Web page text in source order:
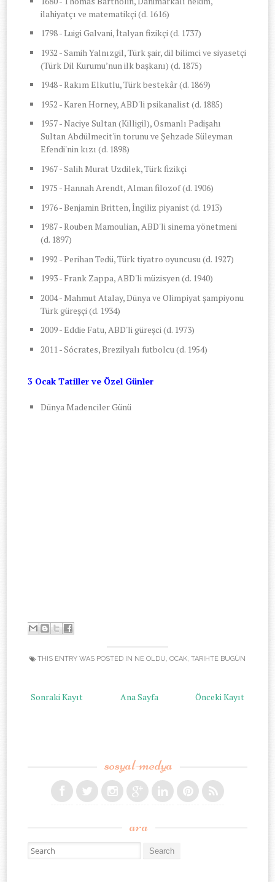
ilahiyatçı ve matematikçi (d. 1616)
1798 - Luigi Galvani, İtalyan fizikçi (d. 1737)
1932 - Samih Yalnızgil, Türk şair, dil bilimci ve siyasetçi
(Türk Dil Kurumu’nun ilk başkanı) (d. 1875)
1948 - Rakım Elkutlu, Türk bestekâr (d. 1869)
1952 - Karen Horney, ABD'li psikanalist (d. 1885)
1957 - Naciye Sultan (Killigil), Osmanlı Padişahı
Sultan Abdülmecit'in torunu ve Şehzade Süleyman
Efendi'nin kızı (d. 1898)
1967 - Salih Murat Uzdilek, Türk fizikçi
1975 - Hannah Arendt, Alman filozof (d. 1906)
1976 - Benjamin Britten, İngiliz piyanist (d. 1913)
1987 - Rouben Mamoulian, ABD'li sinema yönetmeni
(d. 1897)
1992 - Perihan Tedü, Türk tiyatro oyuncusu (d. 1927)
1993 - Frank Zappa, ABD'li müzisyen (d. 1940)
2004 - Mahmut Atalay, Dünya ve Olimpiyat şampiyonu
Türk güreşçi (d. 1934)
2009 - Eddie Fatu, ABD'li güreşci (d. 1973)
2011 - Sócrates, Brezilyalı futbolcu (d. 1954)
3 Ocak Tatiller ve Özel Günler
Dünya Madenciler Günü
THIS ENTRY WAS POSTED IN NE OLDU OCAK TARIHTE BUGÜN
Sonraki Kayıt Önceki Kayıt
Ana Sayfa
sosyal-medya
ara
Search for: